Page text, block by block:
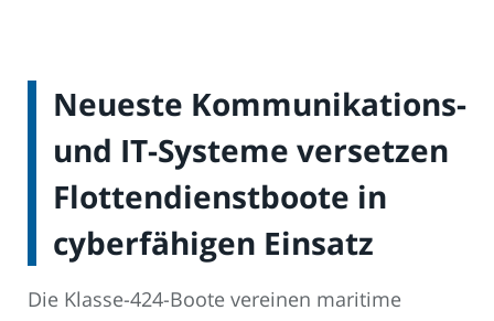
Neueste Kommunikations-
und IT-Systeme versetzen
Flottendienstboote in
cyberfähigen Einsatz
Die Klasse-424-Boote vereinen maritime